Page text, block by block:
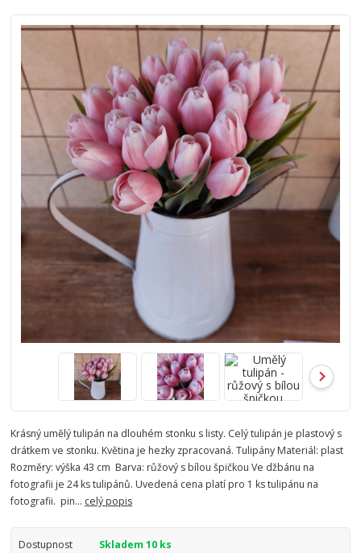
Krásný umělý tulipán na dlouhém stonku s listy. Celý tulipán je plastový s
drátkem ve stonku. Květina je hezky zpracovaná. Tulipány Materiál: plast
Rozměry: výška 43 cm Barva: růžový s bílou špičkou Ve džbánu na
fotografii je 24 ks tulipánů. Uvedená cena platí pro 1 ks tulipánu na
fotografii. pin... celý popis
Dostupnost Skladem 10 ks